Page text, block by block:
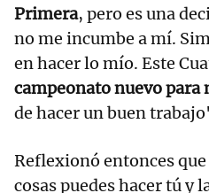
Primera, pero es una
no me incumbe a mí.
en hacer lo mío. Este
campeonato nuevo para
de hacer un buen
Reflexionó entonces
cosas puedes hacer tú y